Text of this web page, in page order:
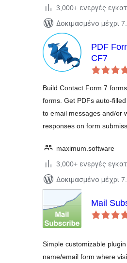
3,000+ ενεργές
Δοκιμασμένο μέχρι
PDF
CF7
Build Contact Form 7
forms. Get PDFs auto-
to email messages and/or
responses on form
maximum.software
3,000+ ενεργές
Δοκιμασμένο μέχρι
Mail
Simple customizable
name/email form where